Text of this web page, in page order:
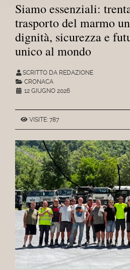
Siamo essenziali:
trasporto del marmo
dignità, sicurezza e
unico al mondo
SCRITTO DA REDAZIONE
CRONACA
12 GIUGNO 2026
VISITE: 787